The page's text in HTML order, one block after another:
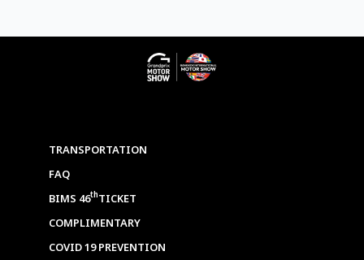
TRANSPORTATION
FAQ
BIMS 46thTICKET
COMPLIMENTARY
COVID 19 PREVENTION